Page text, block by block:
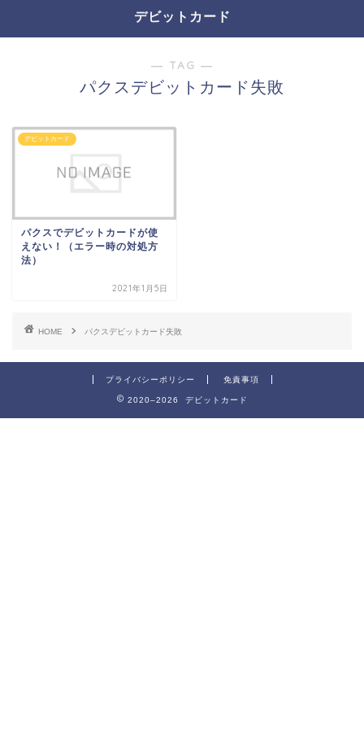
デビットカード
― TAG ―
パクスデビットカード失敗
デビットカード
パクスでデビットカードが使
えない！（エラー時の対処方
法）
2021年1月5日
HOME パクスデビットカード失敗
プライバシーポリシー 免責事項
2020–2026 デビットカード